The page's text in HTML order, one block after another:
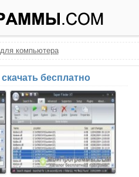
компьютера
бесплатно